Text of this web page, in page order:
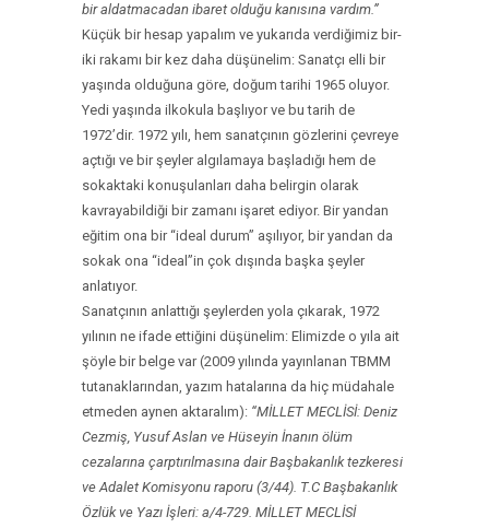
bir aldatmacadan ibaret olduğu kanısına vardım.”
Küçük bir hesap yapalım ve yukarıda verdiğimiz bir-
iki rakamı bir kez daha düşünelim: Sanatçı elli bir
yaşında olduğuna göre, doğum tarihi 1965 oluyor.
Yedi yaşında ilkokula başlıyor ve bu tarih de
1972’dir. 1972 yılı, hem sanatçının gözlerini çevreye
açtığı ve bir şeyler algılamaya başladığı hem de
sokaktaki konuşulanları daha belirgin olarak
kavrayabildiği bir zamanı işaret ediyor. Bir yandan
eğitim ona bir “ideal durum” aşılıyor, bir yandan da
sokak ona “ideal”in çok dışında başka şeyler
anlatıyor.
Sanatçının anlattığı şeylerden yola çıkarak, 1972
yılının ne ifade ettiğini düşünelim: Elimizde o yıla ait
şöyle bir belge var (2009 yılında yayınlanan TBMM
tutanaklarından, yazım hatalarına da hiç müdahale
etmeden aynen aktaralım): “MİLLET MECLİSİ: Deniz
Cezmiş, Yusuf Aslan ve Hüseyin İnanın ölüm
cezalarına çarptırılmasına dair Başbakanlık tezkeresi
ve Adalet Komisyonu raporu (3/44). T.C Başbakanlık
Özlük ve Yazı İşleri: a/4-729. MİLLET MECLİSİ